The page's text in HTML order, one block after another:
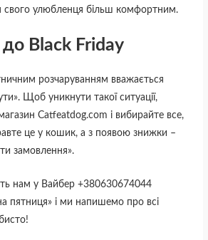
свого улюбленця більш комфортним.
до Black Friday
розчаруванням вважається
Щоб уникнути такої ситуації,
Catfeatdog.com і вибирайте все,
це у кошик, а з появою знижки –
замовлення».
нам у Вайбер +380630674044
пятниця» і ми напишемо про всі